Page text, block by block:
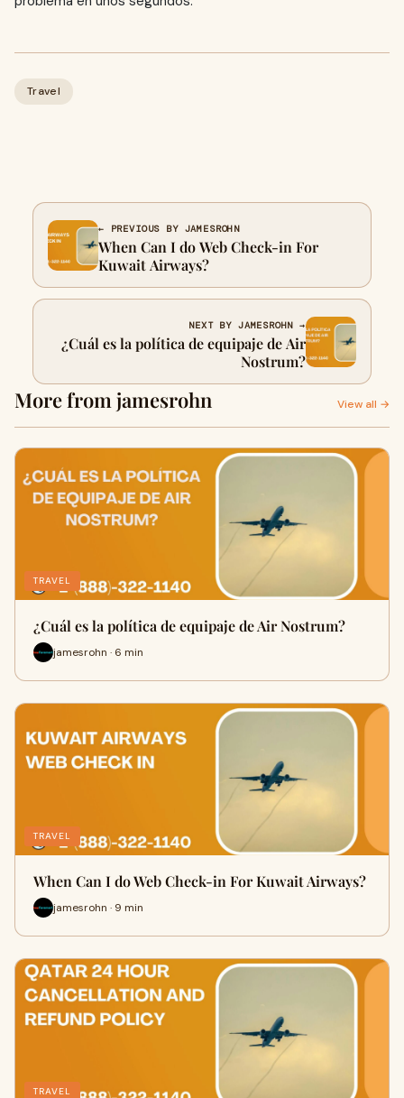
Travel
← PREVIOUS BY JAMESROHN
When Can I do Web Check-in For
Kuwait Airways?
NEXT BY JAMESROHN →
¿Cuál es la política de equipaje de Air
Nostrum?
More from jamesrohn View all →
TRAVEL
¿Cuál es la política de equipaje de Air Nostrum?
jamesrohn · 6 min
TRAVEL
When Can I do Web Check-in For Kuwait Airways?
jamesrohn · 9 min
TRAVEL